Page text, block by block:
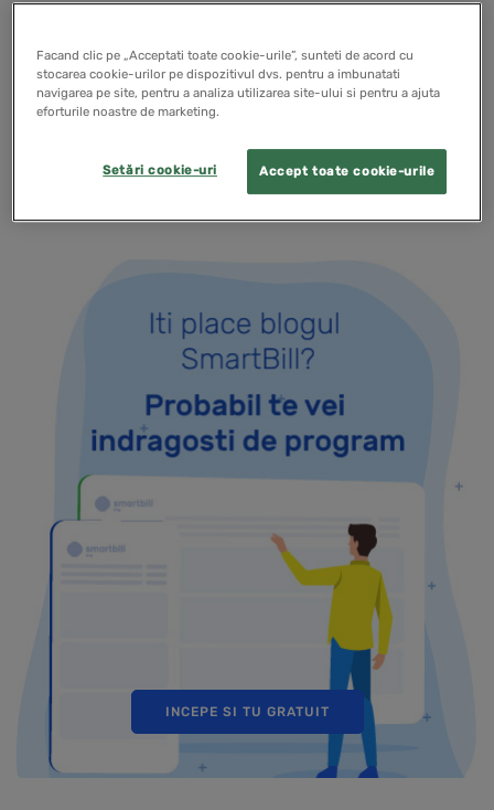
dividendelor se poate efectua doar dupa aprobarea
trebuie sa se stabileasca in Adunarea Generala a
Asociatilor (AGA).
READ MORE
INCEPE SI TU GRATUIT
Facand clic pe „Acceptati toate cookie-urile”, sunteti de acord cu
stocarea cookie-urilor pe dispozitivul dvs. pentru a imbunatati
navigarea pe site, pentru a analiza utilizarea site-ului si pentru a ajuta
eforturile noastre de marketing.
Accept toate cookie-urile
Setări cookie-uri